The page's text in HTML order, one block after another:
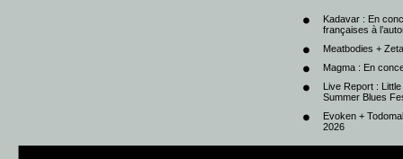
Kadavar : En
françaises à
Meatbodies +
Magma : En
Live Report :
Summer Blues
Evoken +
2026